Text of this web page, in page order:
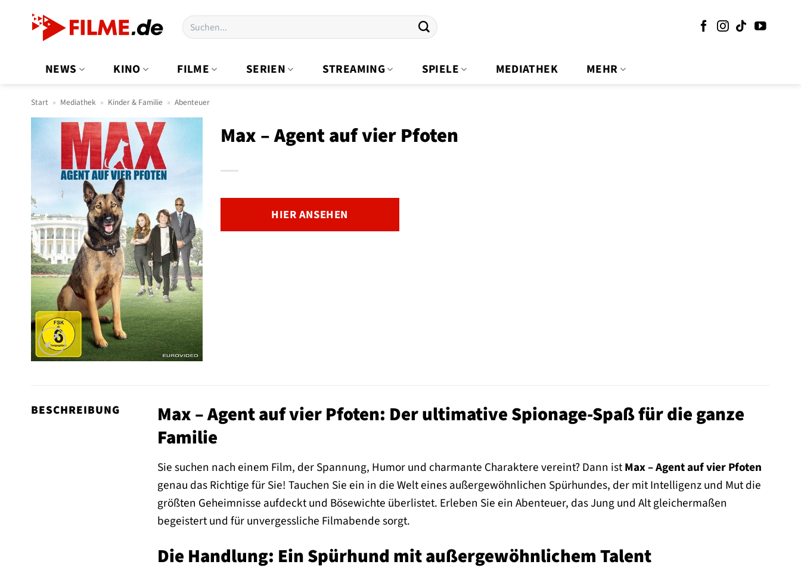
Suchen
nach:
NEWS KINO FILME SERIEN STREAMING SPIELE MEDIATHEK MEHR
Start » Mediathek » Kinder & Familie » Abenteuer
Max – Agent auf vier Pfoten
HIER ANSEHEN
BESCHREIBUNG
Max – Agent auf vier Pfoten: Der ultimative Spionage-Spaß für die ganze
Familie
Sie suchen nach einem Film, der Spannung, Humor und charmante Charaktere vereint? Dann istMax – Agent auf vier Pfoten
genau das Richtige für Sie! Tauchen Sie ein in die Welt eines außergewöhnlichen Spürhundes, der mit Intelligenz und Mut die
größten Geheimnisse aufdeckt und Bösewichte überlistet. Erleben Sie ein Abenteuer, das Jung und Alt gleichermaßen
begeistert und für unvergessliche Filmabende sorgt.
Die Handlung: Ein Spürhund mit außergewöhnlichem Talent